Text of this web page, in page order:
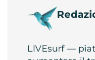
LIVEsurf —